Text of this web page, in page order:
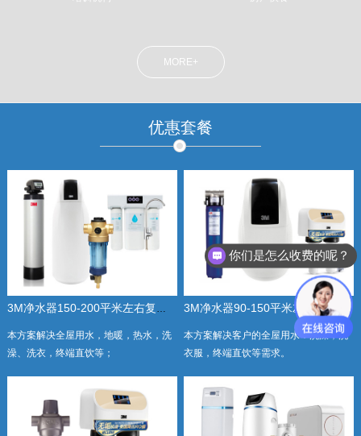
MORE+
优惠套餐
本方案解决全屋用水，地暖，热水，洗
澡、洗衣，终端直饮等；
本方案解决客户的全屋用水：洗澡，洗
衣服，终端直饮等需求。
你们是怎么收费的呢？